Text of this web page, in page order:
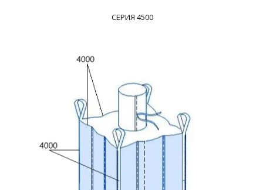
СЕРИЯ 4500